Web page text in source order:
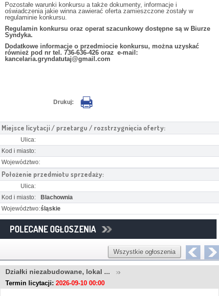
Pozostałe warunki konkursu a także dokumenty, informacje i
oświadczenia jakie winna zawierać oferta zamieszczone zostały w
regulaminie konkursu.
Regulamin konkursu oraz operat szacunkowy dostępne są w Biurze
Syndyka.
Dodatkowe informacje o przedmiocie konkursu, można uzyskać
również pod nr tel. 736-636-426 oraz e-mail:
kancelaria.gryndatutaj@gmail.com
Drukuj:
Miejsce licytacji / przetargu / rozstrzygnięcia oferty:
Ulica:
Kod i miasto:
Województwo:
Położenie przedmiotu sprzedaży:
Ulica:
Kod i miasto:
Blachownia
Województwo:śląskie
POLECANE OGŁOSZENIA
Wszystkie ogłoszenia
Działki niezabudowane, lokal ...
Termin licytacji: 2026-09-10 00:00